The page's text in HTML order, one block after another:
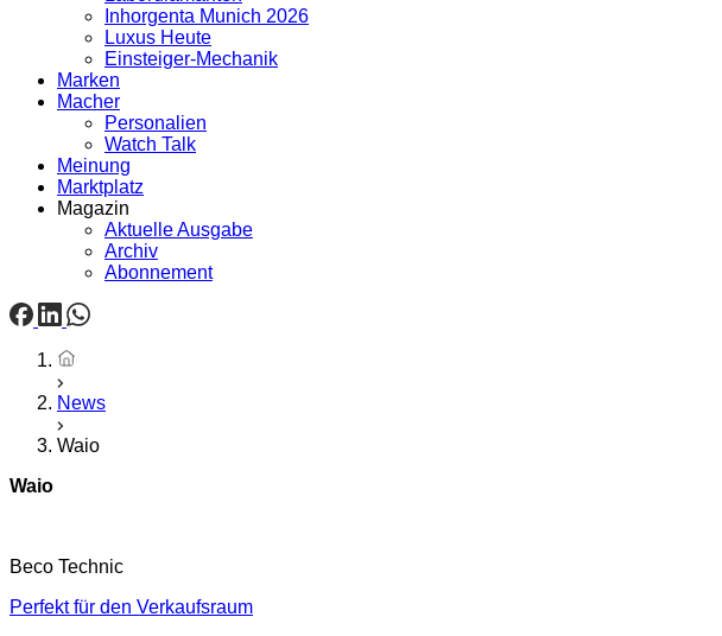
Inhorgenta Munich 2026
Luxus Heute
Einsteiger-Mechanik
Marken
Macher
Personalien
Watch Talk
Meinung
Marktplatz
Magazin
Aktuelle Ausgabe
Archiv
Abonnement
Startseite
News
Waio
Waio
Beco Technic
Perfekt für den Verkaufsraum